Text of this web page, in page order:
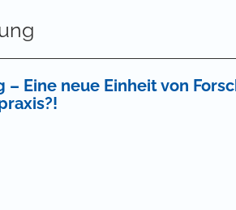
Eine neue Einheit von